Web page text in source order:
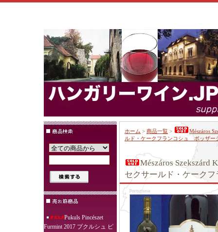
Pukuls Pincészet
Furmint 2017 プクルシュ ピ
ホーム > 商品一覧 >
Mészáros
ルド・ケークフランコシュ ボッザー
Mészáros Szekszárd
セクサールド・ケーク